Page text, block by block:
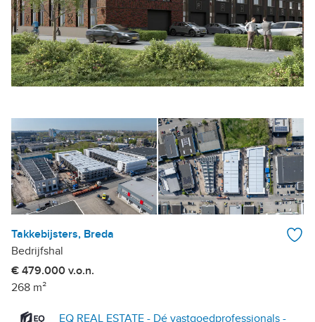
Takkebijsters, Breda
Bedrijfshal
€ 479.000 v.o.n.
268 m²
EQ REAL ESTATE - Dé vastgoedprofessionals -